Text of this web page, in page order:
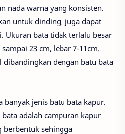
nada warna yang konsisten.
untuk dinding, juga dapat
Ukuran bata tidak terlalu besar
23 cm, lebar 7-11cm.
dibandingkan dengan batu bata
banyak jenis batu bata kapur.
adalah campuran kapur
berbentuk sehingga